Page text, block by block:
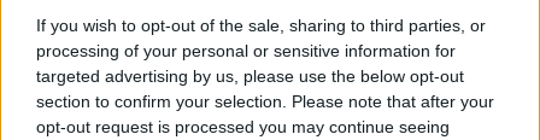
If you wish to opt-out of the sale, sharing to third parties, or
processing of your personal or sensitive information for
targeted advertising by us, please use the below opt-out
section to confirm your selection. Please note that after your
opt-out request is processed you may continue seeing
kapcsolódóan pedig a közeljövőben volatilitási
tőkepuffert írhat elő a biztosítóknak. Minderről
Szebelédi Ferenc főosztályvezető beszélt a
MABISZ szerdai konferenciáján.